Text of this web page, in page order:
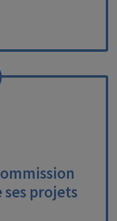
projets